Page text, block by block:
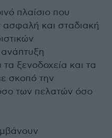
πλαίσιο που
ασφαλή και σταδιακή
ξενοδοχεία και τα
σκοπό την
των πελατών όσο